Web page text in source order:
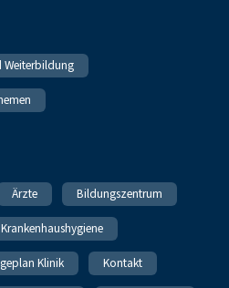
Weiterbildung
Ärzte Bildungszentrum
Krankenhaushygiene
Klinik Kontakt